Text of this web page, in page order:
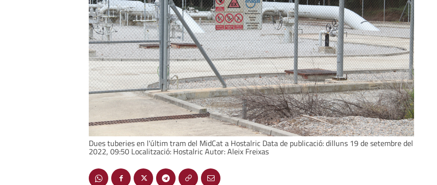
Dues tuberies en l'últim tram del MidCat a Hostalric Data de publicació: dilluns 19 de setembre del
2022, 09:50 Localització: Hostalric Autor: Aleix Freixas